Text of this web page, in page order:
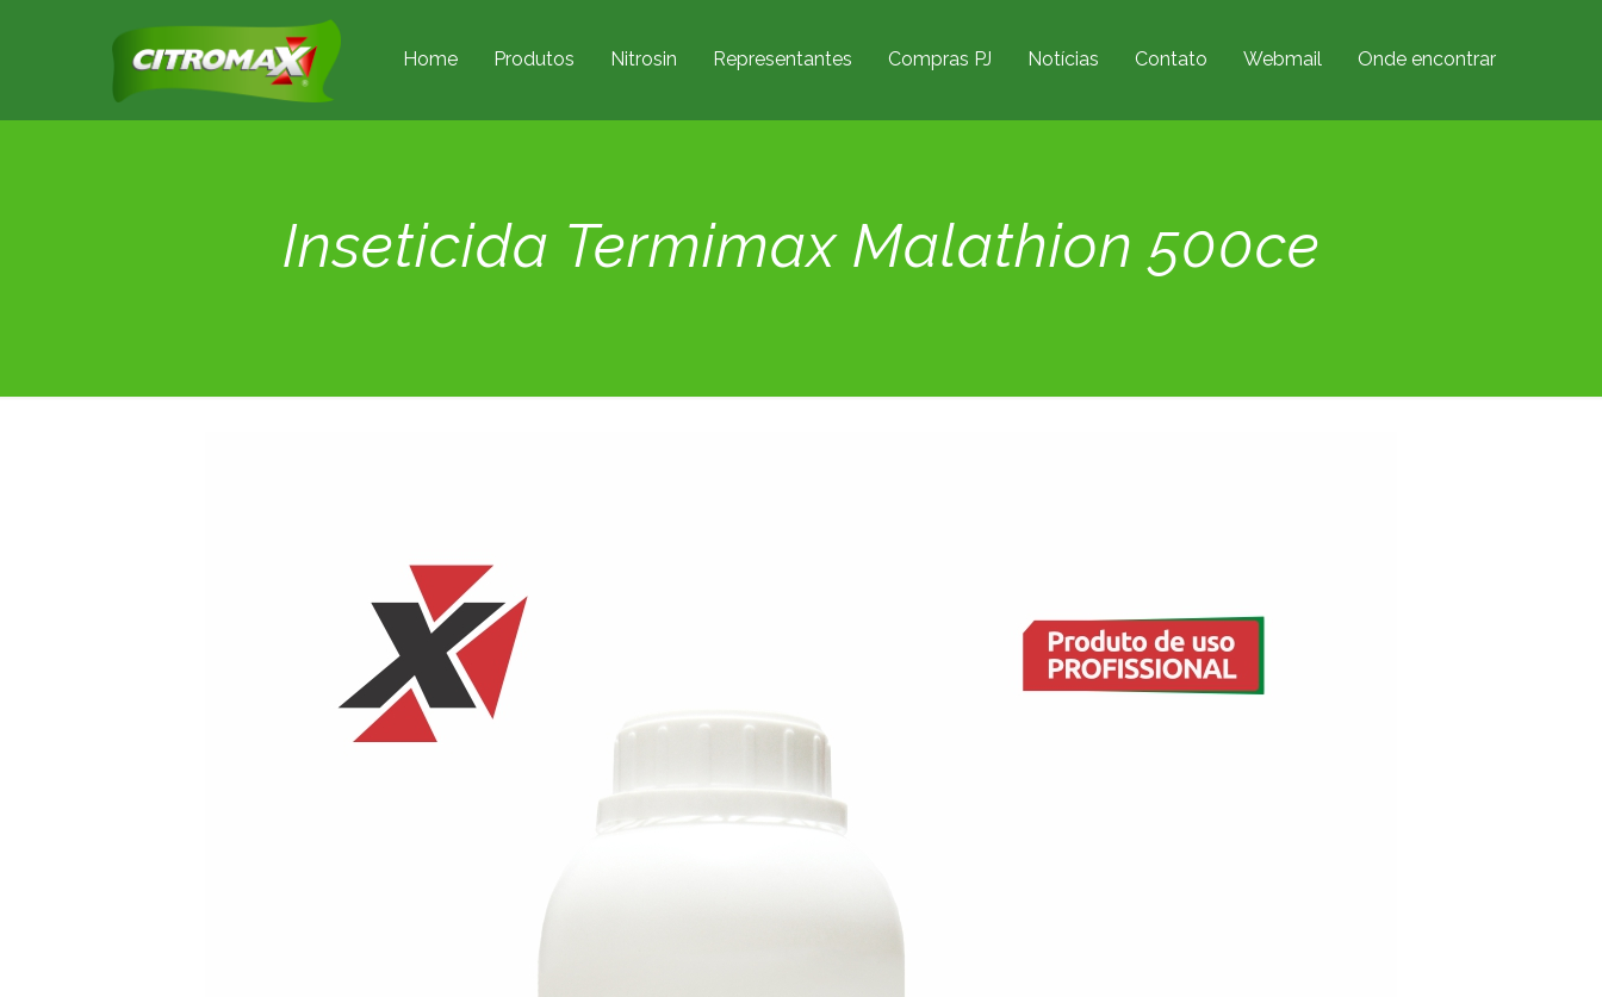
Home Produtos Nitrosin Representantes Compras PJ Notícias Contato Webmail Onde encontrar
Inseticida Termimax Malathion 500ce